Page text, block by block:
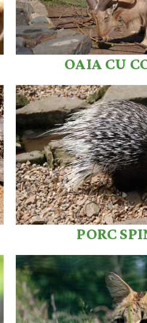
OAIA CU
PORC